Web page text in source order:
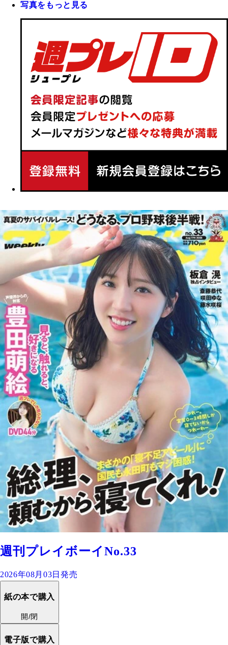
写真をもっと見る
週刊プレイボーイNo.33
2026年08月03日発売
紙の本で購入
開/閉
電子版で購入